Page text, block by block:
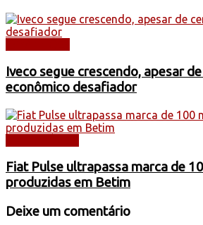
Iveco segue crescendo, apesar
econômico desafiador
Fiat Pulse ultrapassa marca de
produzidas em Betim
Deixe um comentário